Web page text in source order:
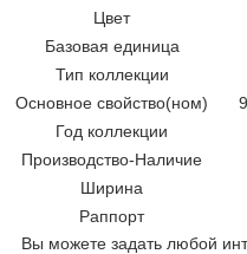
Цвет
Базовая единица
Тип коллекции
Основное свойство(ном)
Год коллекции
Производство-Наличие
Ширина
Раппорт
Вы можете задать любой